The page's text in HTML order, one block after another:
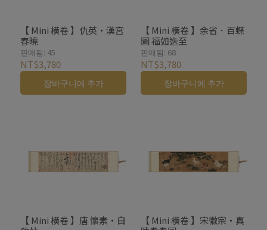
【 Mini 橫卷 】仇英・漢宮
春曉
판매됨: 45
NT$3,780
장바구니에 추가
【 Mini 橫卷 】余省．百蝶
圖 福如迭至
판매됨: 68
NT$3,780
장바구니에 추가
【 Mini 橫卷 】唐 懷素・自
【 Mini 橫卷 】宋徽宗・真